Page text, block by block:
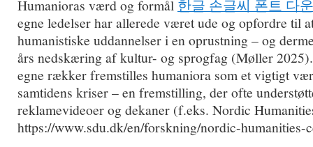
Humanioras værd og formål 한글 손글씨 폰트 다
egne ledelser har allerede været ude og opfordre til
humanistiske uddannelser i en oprustning – og
års nedskæring af kultur- og sprogfag (Møller
egne rækker fremstilles humaniora som et vigtigt
samtidens kriser – en fremstilling, der ofte
reklamevideoer og dekaner (f.eks. Nordic
https://www.sdu.dk/en/forskning/nordic-humanities-